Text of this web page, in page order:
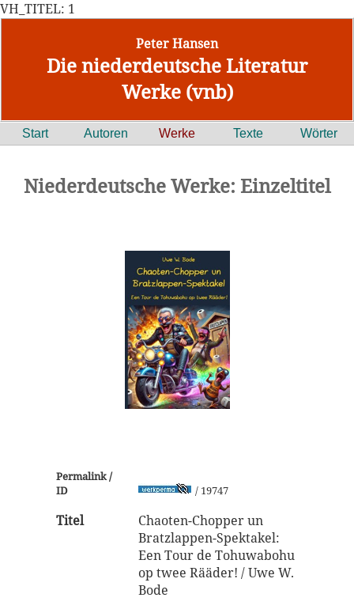
VH_TITEL: 1
Peter Hansen
Die niederdeutsche Literatur
Werke (vnb)
Start Autoren Werke Texte Wörter
Niederdeutsche Werke: Einzeltitel
Permalink /
ID
/ 19747
Titel
Chaoten-Chopper un
Bratzlappen-Spektakel:
Een Tour de Tohuwabohu
op twee Rääder! / Uwe W.
Bode